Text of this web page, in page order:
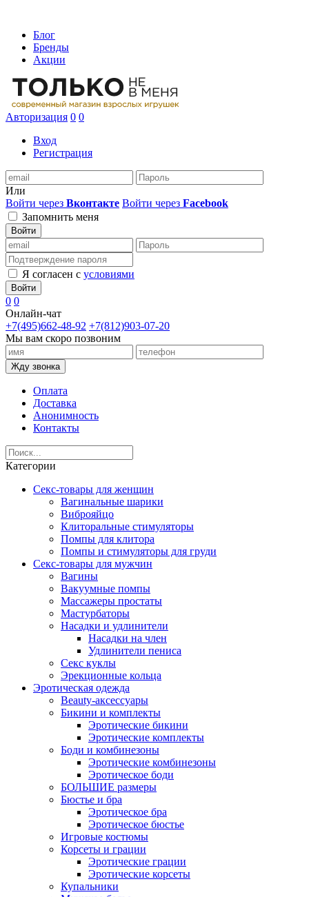
Блог
Бренды
Акции
Авторизация 0 0
Вход
Регистрация
Или
Войти через Вконтакте Войти через Facebook
Запомнить меня
Войти
Я согласен с условиями
Войти
0 0
Онлайн-чат
+7(495)662-48-92 +7(812)903-07-20
Мы вам скоро позвоним
Жду звонка
Оплата
Доставка
Анонимность
Контакты
Категории
Секс-товары для женщин
Вагинальные шарики
Виброяйцо
Клиторальные стимуляторы
Помпы для клитора
Помпы и стимуляторы для груди
Секс-товары для мужчин
Вагины
Вакуумные помпы
Массажеры простаты
Мастурбаторы
Насадки и удлинители
Насадки на член
Удлинители пениса
Секс куклы
Эрекционные кольца
Эротическая одежда
Beauty-аксессуары
Бикини и комплекты
Эротические бикини
Эротические комплекты
Боди и комбинезоны
Эротические комбинезоны
Эротическое боди
БОЛЬШИЕ размеры
Бюстье и бра
Эротическое бра
Эротическое бюстье
Игровые костюмы
Корсеты и грации
Эротические грации
Эротические корсеты
Купальники